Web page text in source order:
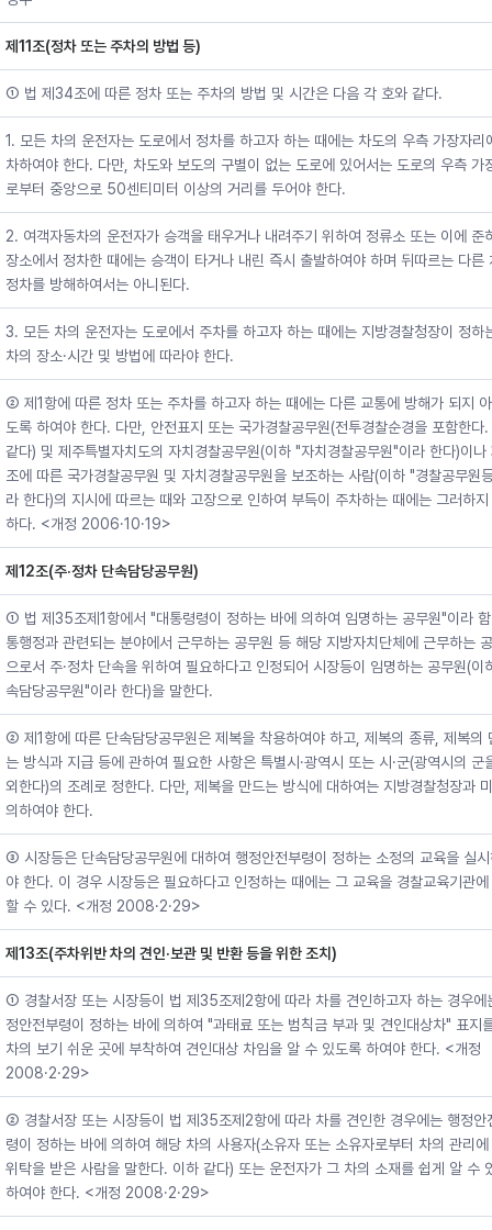
제11조(정차 또는 주차의 방법 등)
① 법 제34조에 따른 정차 또는 주차의 방법 및 시간은 다음 각 호와 같다.
1. 모든 차의 운전자는 도로에서 정차를 하고자 하는 때에는 차도의 우측 가장자리
차하여야 한다. 다만, 차도와 보도의 구별이 없는 도로에 있어서는 도로의 우측 가
로부터 중앙으로 50센티미터 이상의 거리를 두어야 한다.
2. 여객자동차의 운전자가 승객을 태우거나 내려주기 위하여 정류소 또는 이에 준
장소에서 정차한 때에는 승객이 타거나 내린 즉시 출발하여야 하며 뒤따르는 다른
정차를 방해하여서는 아니된다.
3. 모든 차의 운전자는 도로에서 주차를 하고자 하는 때에는 지방경찰청장이 정하
차의 장소·시간 및 방법에 따라야 한다.
② 제1항에 따른 정차 또는 주차를 하고자 하는 때에는 다른 교통에 방해가 되지
도록 하여야 한다. 다만, 안전표지 또는 국가경찰공무원(전투경찰순경을 포함한다
같다) 및 제주특별자치도의 자치경찰공무원(이하 "자치경찰공무원"이라 한다)이
조에 따른 국가경찰공무원 및 자치경찰공무원을 보조하는 사람(이하 "경찰공무원
라 한다)의 지시에 따르는 때와 고장으로 인하여 부득이 주차하는 때에는 그러하
하다. <개정 2006·10·19>
제12조(주·정차 단속담당공무원)
① 법 제35조제1항에서 "대통령령이 정하는 바에 의하여 임명하는 공무원"이라
통행정과 관련되는 분야에서 근무하는 공무원 등 해당 지방자치단체에 근무하는
으로서 주·정차 단속을 위하여 필요하다고 인정되어 시장등이 임명하는 공무원(이
속담당공무원"이라 한다)을 말한다.
② 제1항에 따른 단속담당공무원은 제복을 착용하여야 하고, 제복의 종류, 제복의
는 방식과 지급 등에 관하여 필요한 사항은 특별시·광역시 또는 시·군(광역시의 군
외한다)의 조례로 정한다. 다만, 제복을 만드는 방식에 대하여는 지방경찰청장과
의하여야 한다.
③ 시장등은 단속담당공무원에 대하여 행정안전부령이 정하는 소정의 교육을 실
야 한다. 이 경우 시장등은 필요하다고 인정하는 때에는 그 교육을 경찰교육기관
할 수 있다. <개정 2008·2·29>
제13조(주차위반 차의 견인·보관 및 반환 등을 위한 조치)
① 경찰서장 또는 시장등이 법 제35조제2항에 따라 차를 견인하고자 하는 경우에
정안전부령이 정하는 바에 의하여 "과태료 또는 범칙금 부과 및 견인대상차" 표지
차의 보기 쉬운 곳에 부착하여 견인대상 차임을 알 수 있도록 하여야 한다. <개정
2008·2·29>
② 경찰서장 또는 시장등이 법 제35조제2항에 따라 차를 견인한 경우에는 행정안
령이 정하는 바에 의하여 해당 차의 사용자(소유자 또는 소유자로부터 차의 관리
위탁을 받은 사람을 말한다. 이하 같다) 또는 운전자가 그 차의 소재를 쉽게 알 수
하여야 한다. <개정 2008·2·29>